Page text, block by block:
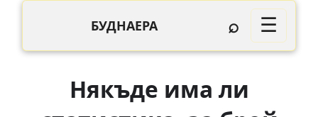
БУДНАЕРА ⌕ ☰
Някъде има ли